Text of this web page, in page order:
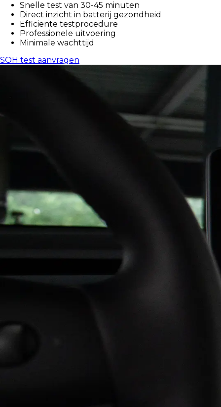
Snelle test van 30-45 minuten
Direct inzicht in batterij gezondheid
Efficiënte testprocedure
Professionele uitvoering
Minimale wachttijd
SOH test aanvragen